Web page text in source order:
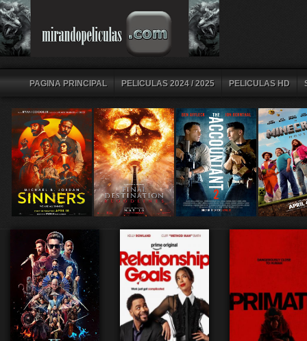
PAGINA PRINCIPAL PELICULAS 2024 / 2025 PELICULAS HD